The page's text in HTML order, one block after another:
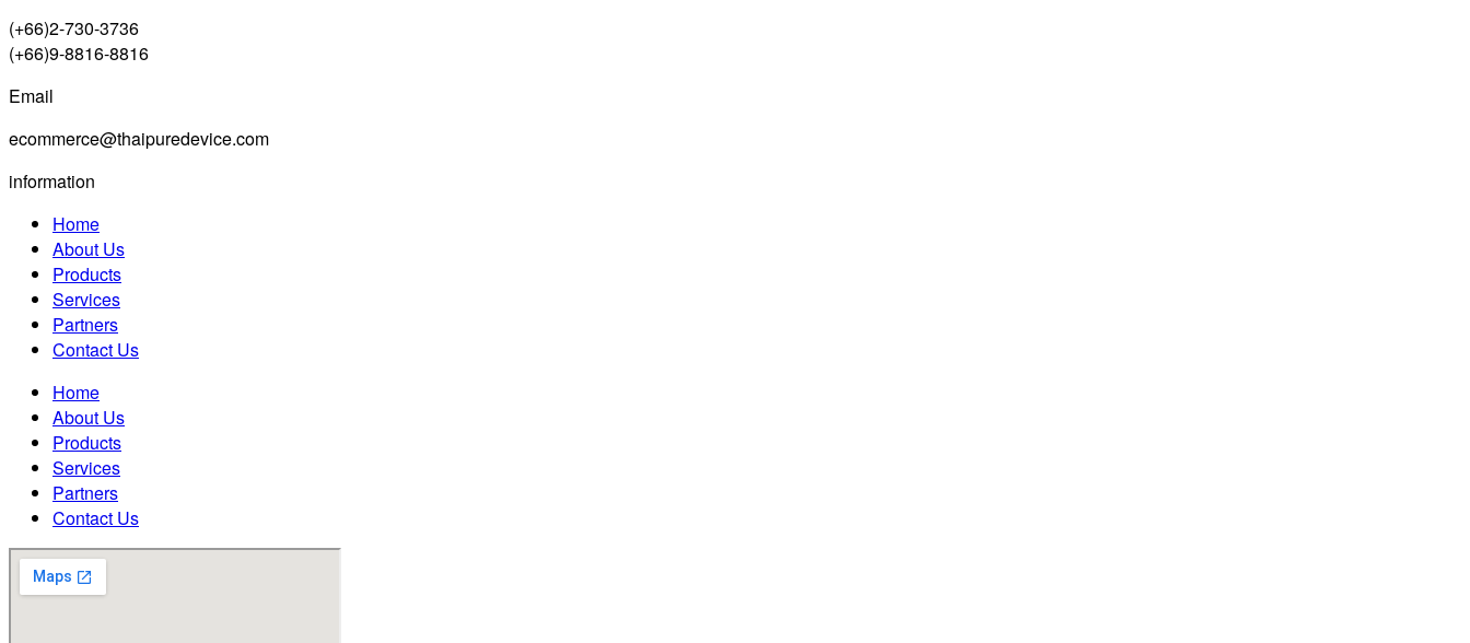
(+66)2-730-3736
(+66)9-8816-8816
Email
ecommerce@thaipuredevice.com
information
Home
About Us
Products
Services
Partners
Contact Us
Home
About Us
Products
Services
Partners
Contact Us